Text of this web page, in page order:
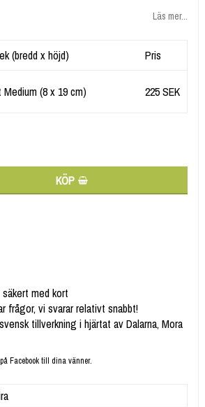
Läs mer...
(bredd x höjd) Pris
Medium (8 x 19 cm) 225 SEK
KÖP
med kort
frågor, vi svarar relativt snabbt!
tillverkning i hjärtat av Dalarna, Mora
Facebook till dina vänner.